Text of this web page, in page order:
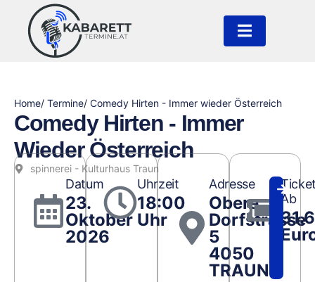
Home/ Termine/ Comedy Hirten - Immer wieder Österreich
Comedy Hirten - Immer
Wieder Österreich
spinnerei - Kulturhaus Traun
Datum
23.
Oktober
2026
Uhrzeit
18:00
Uhr
Adresse
Obere
Dorfstrasse
5
4050
TRAUN
Ab
31.6